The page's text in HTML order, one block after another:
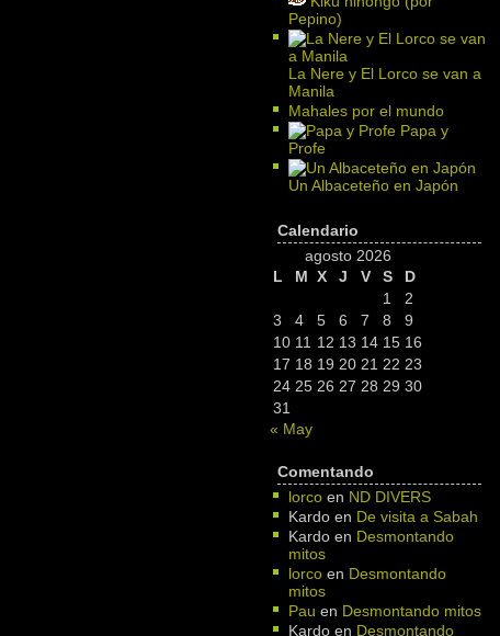
Pepino)
La Nere y El Lorco se van a
Manila
Mahales por el mundo
Papa y
Profe
Un Albaceteño en Japón
Calendario
agosto 2026
L
M X J V S
D
1
2
3
4 5 6 7 8
9
10 11 12 13 14 15 16
17 18 19 20 21 22 23
24 25 26 27 28 29 30
31
« May
Comentando
lorco en ND DIVERS
Kardo en De visita a Sabah
Kardo en Desmontando
mitos
lorco en Desmontando
mitos
Pau en Desmontando mitos
Kardo en Desmontando